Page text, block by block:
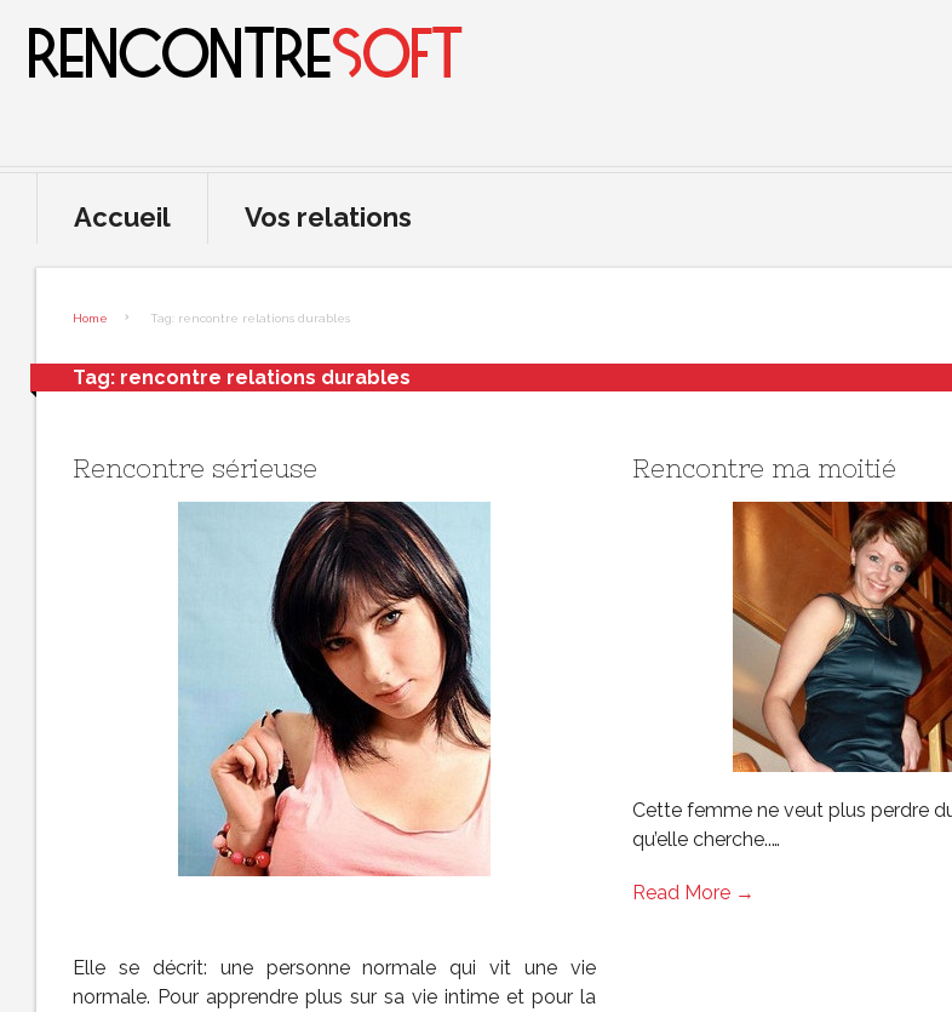
Accueil Vos relations
Home Tag: rencontre relations durables
Tag: rencontre relations durables
Rencontre sérieuse
Elle se décrit: une personne normale qui vit une vie
normale. Pour apprendre plus sur sa vie intime et pour la
Rencontre ma moitié
Cette femme ne veut plus perdre
qu’elle cherche..…
Read More →